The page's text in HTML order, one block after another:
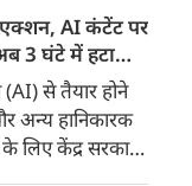
AI कंटेंट पर
3 घंटे में हटानी
(AI) से तैयार होने
अन्य हानिकारक
लिए केंद्र सरकार